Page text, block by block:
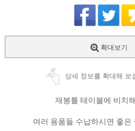
확대보기
상세 정보를 확대해 보
재봉틀 테이블에 비치
여러 용품들 수납하시면 좋은